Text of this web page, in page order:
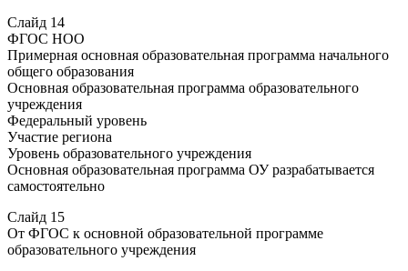
Слайд 14
ФГОС НОО
Примерная основная образовательная программа начального
общего образования
Основная образовательная программа образовательного
учреждения
Федеральный уровень
Участие региона
Уровень образовательного учреждения
Основная образовательная программа ОУ разрабатывается
самостоятельно
Слайд 15
От ФГОС к основной образовательной программе
образовательного учреждения